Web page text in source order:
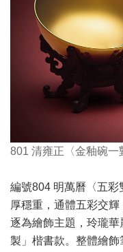
801 清雍正〈金釉碗一
編號804 明萬曆〈五
厚穩重，通體五彩交
逐為繪飾主題，玲瓏
製」楷書款。整體繪